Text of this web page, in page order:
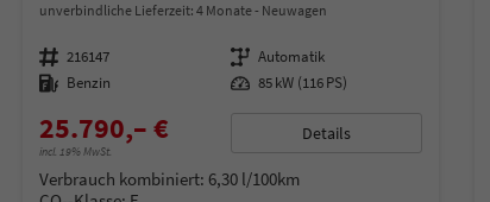
unverbindliche Lieferzeit: 4 Monate Neuwagen
Fahrzeugnummer 216147 Getriebe Automatik
Kraftstoff Benzin Leistung 85 kW (116 PS)
25.790,– €
incl. 19% MwSt.
Details
Verbrauch kombiniert: 6,30 l/100km